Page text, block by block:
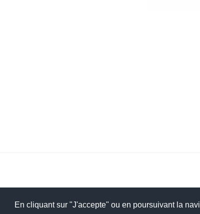
En cliquant sur "J'accepte" ou en poursuivant la